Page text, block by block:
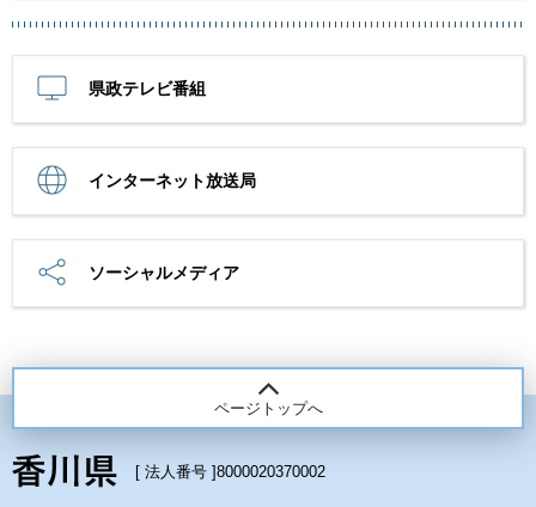
県政テレビ番組
インターネット放送局
ソーシャルメディア
ページトップへ
[ 法人番号 ]8000020370002